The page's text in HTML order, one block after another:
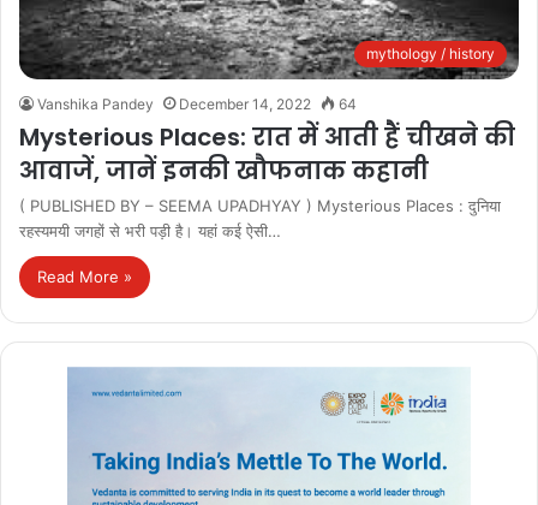
mythology / history
Vanshika Pandey December 14, 2022 64
Mysterious Places: रात में आती हैं चीखने की
आवाजें, जानें इनकी खौफनाक कहानी
( PUBLISHED BY – SEEMA UPADHYAY ) Mysterious Places : दुनिया
रहस्यमयी जगहों से भरी पड़ी है। यहां कई ऐसी…
Read More »